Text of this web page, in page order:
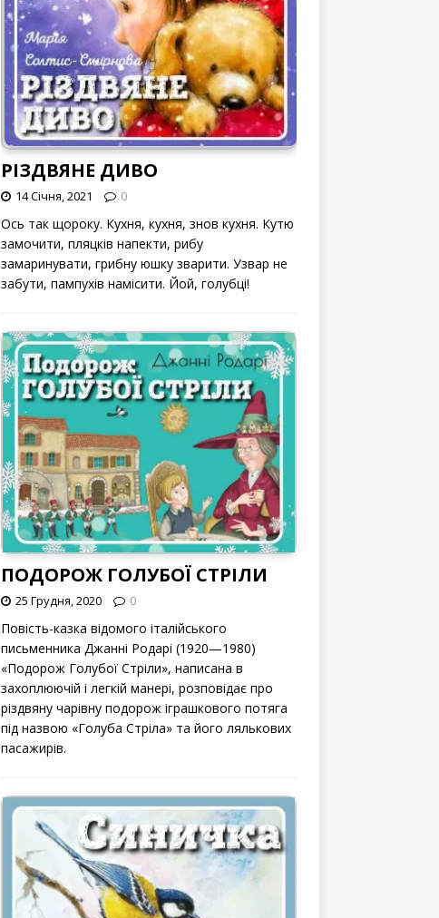
РІЗДВЯНЕ ДИВО
14 Січня, 2021 0
Ось так щороку. Кухня, кухня, знов кухня. Кутю
замочити, пляцків напекти, рибу
замаринувати, грибну юшку зварити. Узвар не
забути, пампухів намісити. Йой, голубці!
ПОДОРОЖ ГОЛУБОЇ СТРІЛИ
25 Грудня, 2020 0
Повість-казка відомого італійського
письменника Джанні Родарі (1920—1980)
«Подорож Голубої Стріли», написана в
захоплюючій і легкій манері, розповідає про
різдвяну чарівну подорож іграшкового потяга
під назвою «Голуба Стріла» та його лялькових
пасажирів.